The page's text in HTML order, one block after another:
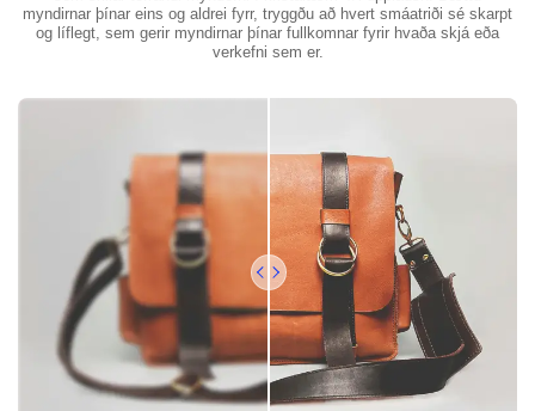
myndirnar þínar eins og aldrei fyrr, tryggðu að hvert smáatriði sé skarpt
og líflegt, sem gerir myndirnar þínar fullkomnar fyrir hvaða skjá eða
verkefni sem er.